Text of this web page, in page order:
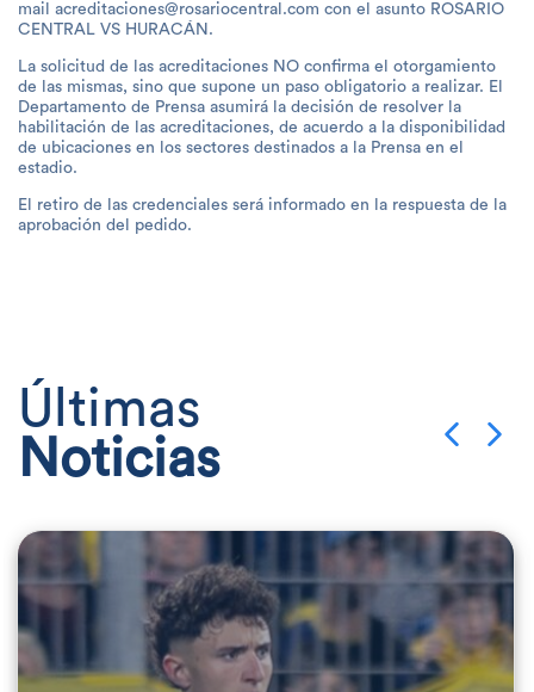
mail acreditaciones@rosariocentral.com con el asunto ROSARIO
CENTRAL VS HURACÁN.
La solicitud de las acreditaciones NO confirma el otorgamiento
de las mismas, sino que supone un paso obligatorio a realizar. El
Departamento de Prensa asumirá la decisión de resolver la
habilitación de las acreditaciones, de acuerdo a la disponibilidad
de ubicaciones en los sectores destinados a la Prensa en el
estadio.
El retiro de las credenciales será informado en la respuesta de la
aprobación del pedido.
Últimas
Noticias